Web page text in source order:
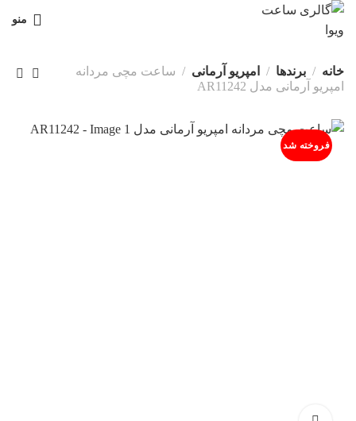
منو
خانه برندها امپریو آرمانی
ساعت مچی مردانه
امپریو آرمانی مدل AR11242
فروخته شد